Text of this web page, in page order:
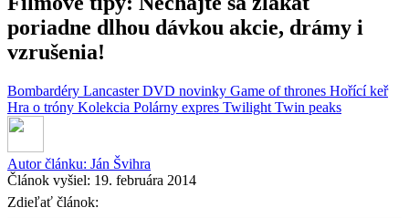
poriadne dlhou dávkou akcie, drámy i
vzrušenia!
Bombardéry LancasterDVD novinky Game of thrones Hořící keř
Hra o tróny Kolekcia Polárny expres Twilight Twin peaks
Autor článku: Ján Švihra
Článok vyšiel: 19. februára 2014
Zdieľať článok: